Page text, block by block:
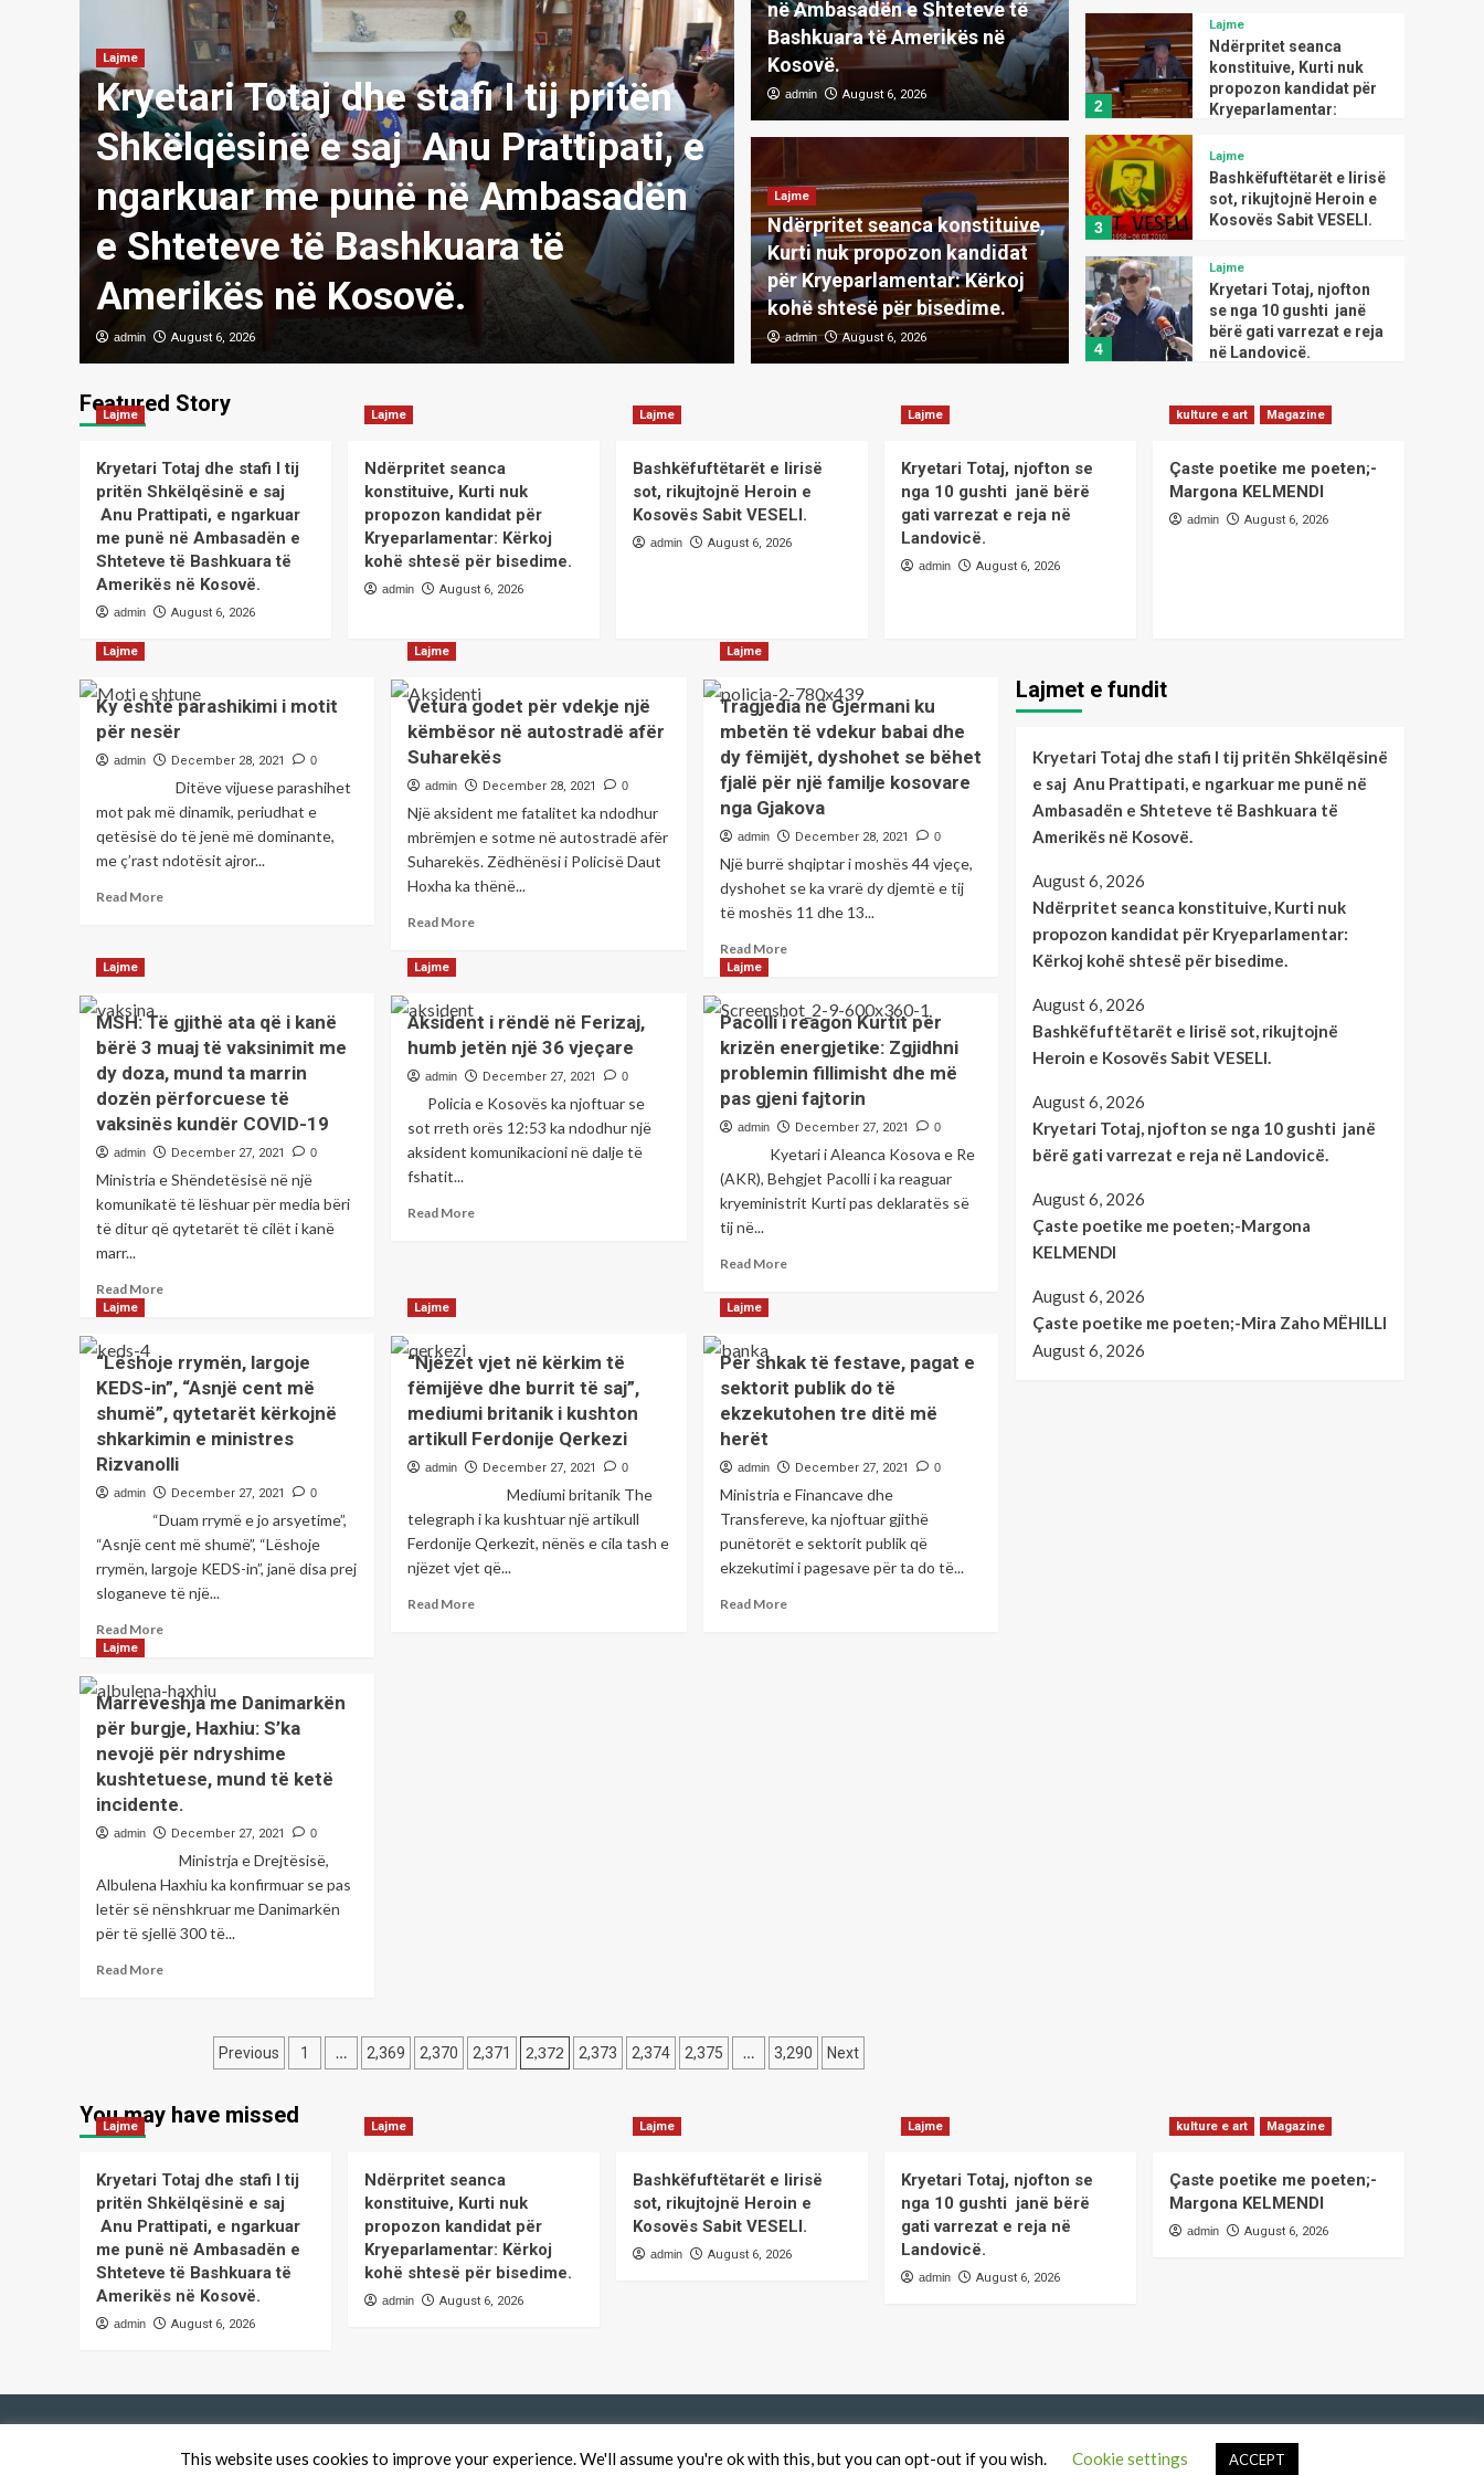
Lajme
Kryetari Totaj dhe stafi I tij pritën
Shkëlqësinë e saj Anu Prattipati, e
ngarkuar me punë në Ambasadën
e Shteteve të Bashkuara të
Amerikës në Kosovë.
admin August 6, 2026
Ndërpritet seanca konstituive,
Kurti nuk propozon kandidat për
Kryeparlamentar: Kërkoj kohë
shtesë për bisedime.
admin August 6, 2026
në Ambasadën e Shteteve të
Bashkuara të Amerikës në
Kosovë.
admin August 6, 2026
Lajme
Ndërpritet seanca konstituive,
Kurti nuk propozon kandidat
për Kryeparlamentar: Kërkoj
kohë shtesë për bisedime.
admin August 6, 2026
bisedime.
3
Bashkëfuftëtarët e lirisë
sot, rikujtojnë Heroin e
Kosovës Sabit VESELI.
4
Lajme
Kryetari Totaj, njofton
se nga 10 gushti janë
bërë gati varrezat e reja
5
Çaste poetike me
poeten;-Margona
KELMENDI
Kryetari Totaj dhe stafi I
ngarkuar me punë në
Ambasadën e Shteteve
të Bashkuara të
Lajme
4
Lajme
Kryetari Totaj, njofton
se nga 10 gushti janë
bërë gati varrezat e reja
5
Çaste poetike me
poeten;-Margona
KELMENDI
Featured Story
Lajme
Kryetari Totaj dhe stafi I tij
pritën Shkëlqësinë e saj
Anu Prattipati, e ngarkuar
me punë në Ambasadën e
Shteteve të Bashkuara të
Amerikës në Kosovë.
admin August 6, 2026
Lajme
Ndërpritet seanca
konstituive, Kurti nuk
propozon kandidat për
Kryeparlamentar: Kërkoj
kohë shtesë për bisedime.
admin August 6, 2026
Lajme
Bashkëfuftëtarët e lirisë
sot, rikujtojnë Heroin e
Kosovës Sabit VESELI.
admin August 6, 2026
Lajme
Kryetari Totaj, njofton se
nga 10 gushti janë bërë
gati varrezat e reja në
Landovicë.
admin August 6, 2026
kulture e art Magazine
Çaste poetike me poeten;-
Margona KELMENDI
admin August 6, 2026
Lajme
Ky është parashikimi i motit
për nesër
admin December 28, 2021 0
Ditëve vijuese parashihet
mot pak më dinamik, periudhat e
qetësisë do të jenë më dominante,
me ç’rast ndotësit ajror...
Read MoreRead
i
motit
nesër
Lajme
Vetura godet për vdekje një
këmbësor në autostradë afër
Suharekës
admin December 28, 2021 0
Një aksident me fatalitet ka ndodhur
mbrëmjen e sotme në autostradë afër
Suharekës. Zëdhënësi i Policisë Daut
Hoxha ka thënë...
Read MoreRead
për
vdekje
një
këmbësor
në
autostradë
afër
Lajme
Tragjedia në Gjermani ku
mbetën të vdekur babai dhe
dy fëmijët, dyshohet se bëhet
fjalë për një familje kosovare
nga Gjakova
admin December 28, 2021 0
Një burrë shqiptar i moshës 44 vjeçe,
dyshohet se ka vrarë dy djemtë e tij
të moshës 11 dhe 13...
Read MoreRead
Tragjedia
në
Gjermani
ku
mbetën
vdekur
babai
dhe
dy
se
familje
kosovare
nga
Lajme
MSH: Të gjithë ata që i kanë
bërë 3 muaj të vaksinimit me
dy doza, mund ta marrin
dozën përforcuese të
vaksinës kundër COVID-19
admin December 27, 2021 0
Ministria e Shëndetësisë në një
komunikatë të lëshuar për media bëri
të ditur që qytetarët të cilët i kanë
marr...
Read MoreRead
Të
gjithë
ata
që
kanë
bërë
3
muaj
vaksinimit
me
ta
marrin
dozën
përforcuese
të
vaksinës
kundër
COVID-
Lajme
Aksident i rëndë në Ferizaj,
humb jetën një 36 vjeçare
admin December 27, 2021 0
Policia e Kosovës ka njoftuar se
sot rreth orës 12:53 ka ndodhur një
aksident komunikacioni në dalje të
fshatit...
Read MoreRead
Ferizaj,
humb
jetën
një
36
vjeçare
Lajme
Pacolli i reagon Kurtit për
krizën energjetike: Zgjidhni
problemin fillimisht dhe më
pas gjeni fajtorin
admin December 27, 2021 0
Kyetari i Aleanca Kosova e Re
(AKR), Behgjet Pacolli i ka reaguar
kryeministrit Kurti pas deklaratës së
tij në...
Read MoreRead
reagon
Kurtit
për
Zgjidhni
problemin
fillimisht
më
pas
Lajme
“Lëshoje rrymën, largoje
KEDS-in”, “Asnjë cent më
shumë”, qytetarët kërkojnë
shkarkimin e ministres
Rizvanolli
admin December 27, 2021 0
“Duam rrymë e jo arsyetime”,
“Asnjë cent më shumë”, “Lëshoje
rrymën, largoje KEDS-in”, janë disa prej
sloganeve të një...
Read MoreRead
“Lëshoje
rrymën,
largoje
KEDS-
in”,
cent
më
shumë”,
qytetarët
shkarkimin
e
Lajme
“Njëzet vjet në kërkim të
fëmijëve dhe burrit të saj”,
mediumi britanik i kushton
artikull Ferdonije Qerkezi
admin December 27, 2021 0
Mediumi britanik The
telegraph i ka kushtuar një artikull
Ferdonije Qerkezit, nënës e cila tash e
njëzet vjet që...
Read MoreRead
Lajme
Për shkak të festave, pagat e
sektorit publik do të
ekzekutohen tre ditë më
herët
admin December 27, 2021 0
Ministria e Financave dhe
Transfereve, ka njoftuar gjithë
punëtorët e sektorit publik që
ekzekutimi i pagesave për ta do të...
Read MoreRead
Lajme
Marrëveshja me Danimarkën
për burgje, Haxhiu: S’ka
nevojë për ndryshime
kushtetuese, mund të ketë
incidente.
admin December 27, 2021 0
Ministrja e Drejtësisë,
Albulena Haxhiu ka konfirmuar se pas
letër së nënshkruar me Danimarkën
për të sjellë 300 të...
Read MoreRead
Danimarkën
burgje,
nevojë
për
ndryshime
kushtetuese,
mund
të
ketë
incidente.
Posts
Previous 1 … 2,369 2,370 2,371 2,372 2,373 2,374 2,375 … 3,290 Next
Lajmet e fundit
Kryetari Totaj dhe stafi I tij pritën Shkëlqësinë
e saj Anu Prattipati, e ngarkuar me punë në
Ambasadën e Shteteve të Bashkuara të
Amerikës në Kosovë.
August 6, 2026
Ndërpritet seanca konstituive, Kurti nuk
propozon kandidat për Kryeparlamentar:
Kërkoj kohë shtesë për bisedime.
August 6, 2026
Bashkëfuftëtarët e lirisë sot, rikujtojnë
Heroin e Kosovës Sabit VESELI.
August 6, 2026
Kryetari Totaj, njofton se nga 10 gushti janë
bërë gati varrezat e reja në Landovicë.
August 6, 2026
Çaste poetike me poeten;-Margona
KELMENDI
August 6, 2026
Çaste poetike me poeten;-Mira Zaho MËHILLI
August 6, 2026
You may have missed
Lajme
Kryetari Totaj dhe stafi I tij
pritën Shkëlqësinë e saj
Anu Prattipati, e ngarkuar
me punë në Ambasadën e
Shteteve të Bashkuara të
Amerikës në Kosovë.
admin August 6, 2026
Lajme
Ndërpritet seanca
konstituive, Kurti nuk
propozon kandidat për
Kryeparlamentar: Kërkoj
kohë shtesë për bisedime.
admin August 6, 2026
Lajme
Bashkëfuftëtarët e lirisë
sot, rikujtojnë Heroin e
Kosovës Sabit VESELI.
admin August 6, 2026
Lajme
Kryetari Totaj, njofton se
nga 10 gushti janë bërë
gati varrezat e reja në
Landovicë.
admin August 6, 2026
kulture e art Magazine
Çaste poetike me poeten;-
Margona KELMENDI
admin August 6, 2026
QendraPRESS - Te drejtat e rezervuara|CoverNewsby AF themes.
This website uses cookies to improve your experience. We'll assume you're ok with this, but you can opt-out if you wish. Cookie settings ACCEPT